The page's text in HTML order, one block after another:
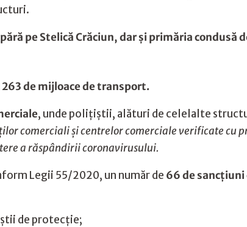
pe Stelică Crăciun, dar şi primăria condusă
263 de mijloace de transport.
, unde poliţiştii, alături de celelalte
comerciali și centrelor comerciale verificate cu
a răspândirii coronavirusului.
Legii 55/2020, un număr de 66 de
de protecție;